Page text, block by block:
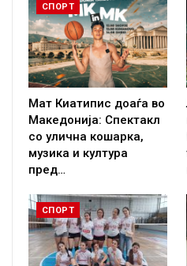
СПОРТ
Мат Киатипис доаѓа во
Македонија: Спектакл
со улична кошарка,
музика и култура
пред…
СПОРТ